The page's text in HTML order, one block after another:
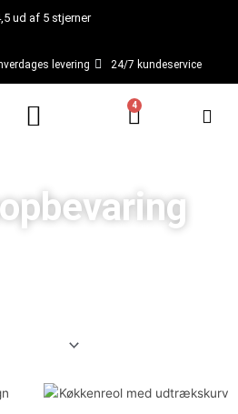
ud af 5 stjerner
levering 24/7 kundeservice
4
Kurv